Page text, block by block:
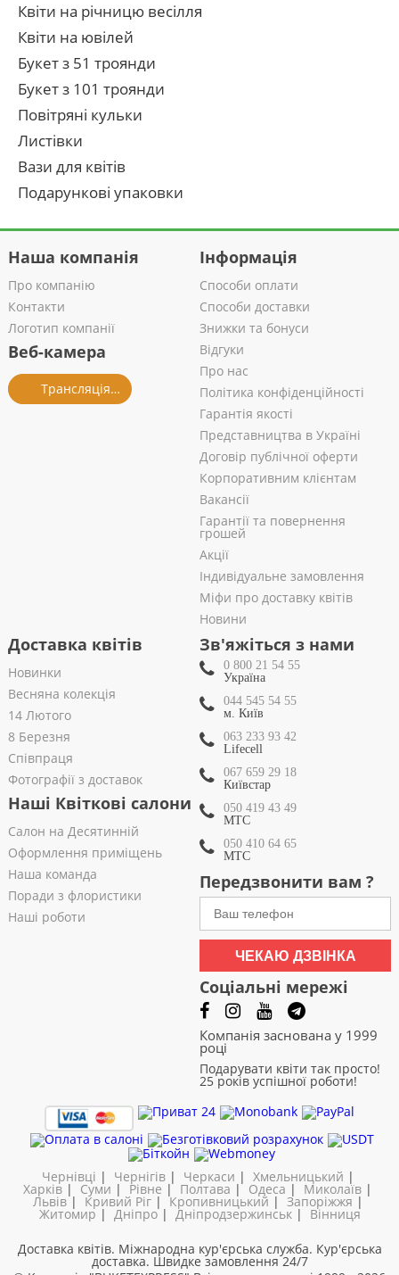
Квіти на річницю весілля
Квіти на ювілей
Букет з 51 троянди
Букет з 101 троянди
Повітряні кульки
Листівки
Вази для квітів
Подарункові упаковки
Наша компанія
Про компанію
Контакти
Логотип компанії
Веб-камера
Трансляція із салону
Інформація
Способи оплати
Способи доставки
Знижки та бонуси
Відгуки
Про нас
Політика конфіденційності
Гарантія якості
Представництва в Україні
Договір публічної оферти
Корпоративним клієнтам
Вакансії
Гарантії та повернення
грошей
Акції
Індивідуальне замовлення
Міфи про доставку квітів
Новини
Доставка квітів
Новинки
Весняна колекція
14 Лютого
8 Березня
Співпраця
Фотографії з доставок
Наші Квіткові салони
Салон на Десятинній
Оформлення приміщень
Наша команда
Поради з флористики
Наші роботи
Зв'яжіться з нами
0 800 21 54 55
Україна
044 545 54 55
м. Київ
063 233 93 42
Lifecell
067 659 29 18
Київстар
050 419 43 49
МТС
050 410 64 65
МТС
Передзвонити вам ?
ЧЕКАЮ ДЗВІНКА
Соціальні мережі
Компанія заснована у 1999
році
Подарувати квіти так просто!
25 років успішної роботи!
Чернівці | Чернігів| Черкаси | Хмельницький |
Харків | Суми | Рівне | Полтава | Одеса | Миколаїв |
Львів| Кривий Ріг|Кропивницький | Запоріжжя |
Житомир | Дніпро| Дніпродзержинськ| Вінниця
Доставка квітів. Міжнародна кур'єрська служба. Кур'єрська
доставка. Швидке замовлення 24/7